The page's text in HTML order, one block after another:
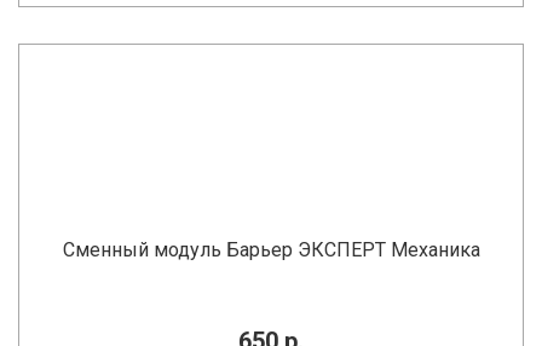
Сменный модуль Барьер ЭКСПЕРТ Механика